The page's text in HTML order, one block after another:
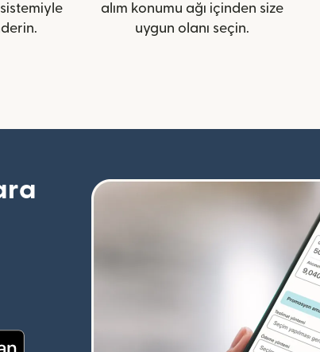
alım konumu ağı içinden size
uygun olanı seçin.